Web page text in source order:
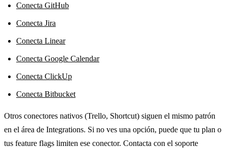
Conecta GitHub
Conecta Jira
Conecta Linear
Conecta Google Calendar
Conecta ClickUp
Conecta Bitbucket
Otros conectores nativos (Trello, Shortcut) siguen el mismo patrón
en el área de Integrations. Si no ves una opción, puede que tu plan o
tus feature flags limiten ese conector. Contacta con el soporte